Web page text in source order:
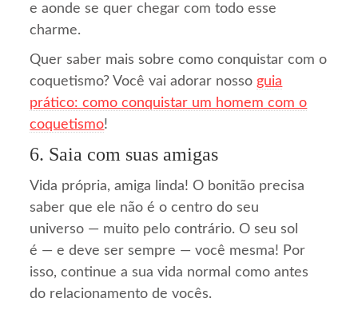
e aonde se quer chegar com todo esse
charme.
Quer saber mais sobre como conquistar com o
coquetismo? Você vai adorar nosso guia
prático: como conquistar um homem com o
coquetismo!
6. Saia com suas amigas
Vida própria, amiga linda! O bonitão precisa
saber que ele não é o centro do seu
universo — muito pelo contrário. O seu sol
é — e deve ser sempre — você mesma! Por
isso, continue a sua vida normal como antes
do relacionamento de vocês.